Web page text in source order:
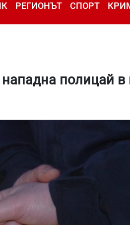
РЕГИОНЪТ СПОРТ
полицай в